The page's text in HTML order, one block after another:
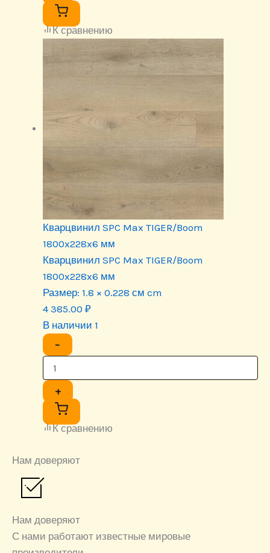
К сравнению
Кварцвинил SPC Max TIGER/Boom
1800x228x6 мм
Кварцвинил SPC Max TIGER/Boom
1800x228x6 мм
Размер: 1.8 × 0.228 см cm
4 385.00 ₽
В наличии 1
−
+
К сравнению
Нам доверяют
Нам доверяют
С нами работают известные мировые